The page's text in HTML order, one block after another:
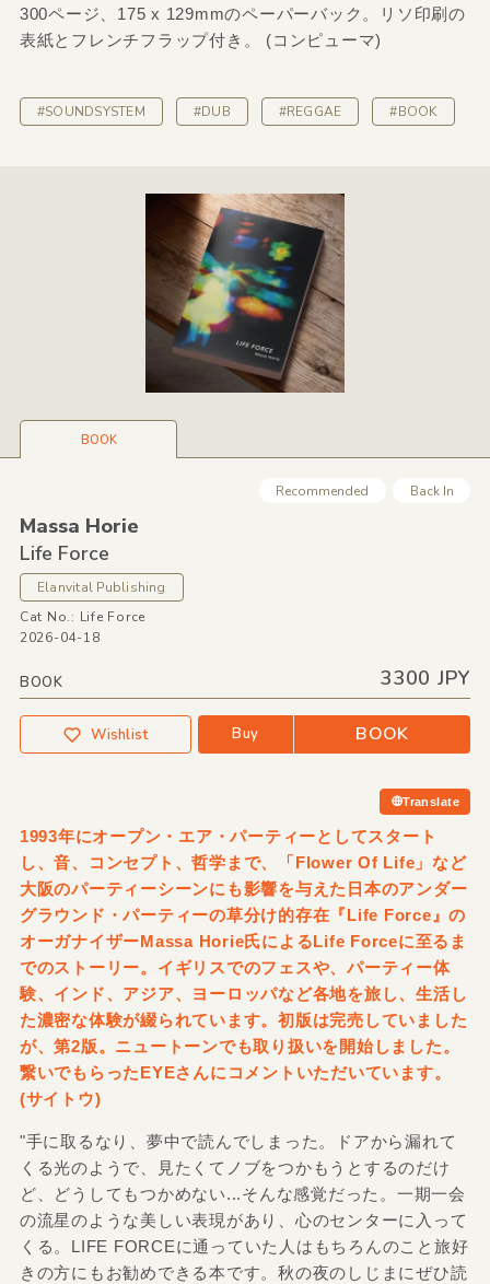
300ページ、175 x 129mmのペーパーバック。リソ印刷の
表紙とフレンチフラップ付き。 (コンピューマ)
#SOUNDSYSTEM #DUB #REGGAE #BOOK
BOOK
Recommended Back In
Massa Horie
Life Force
Elanvital Publishing
Cat No.: Life Force
2026-04-18
BOOK 3300 JPY
Wishlist Buy BOOK
Translate
1993年にオープン・エア・パーティーとしてスタート
し、音、コンセプト、哲学まで、「Flower Of Life」など
大阪のパーティーシーンにも影響を与えた日本のアンダー
グラウンド・パーティーの草分け的存在『Life Force』の
オーガナイザーMassa Horie氏によるLife Forceに至るま
でのストーリー。イギリスでのフェスや、パーティー体
験、インド、アジア、ヨーロッパなど各地を旅し、生活し
た濃密な体験が綴られています。初版は完売していました
が、第2版。ニュートーンでも取り扱いを開始しました。
繋いでもらったEYEさんにコメントいただいています。
(サイトウ)
"手に取るなり、夢中で読んでしまった。ドアから漏れて
くる光のようで、見たくてノブをつかもうとするのだけ
ど、どうしてもつかめない...そんな感覚だった。一期一会
の流星のような美しい表現があり、心のセンターに入って
くる。LIFE FORCEに通っていた人はもちろんのこと旅好
きの方にもお勧めできる本です。秋の夜のしじまにぜひ読